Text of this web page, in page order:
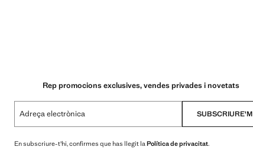
Rep promocions exclusives, vendes privades i novetats
Adreça electrònica SUBSCRIURE'M
En subscriure-t'hi, confirmes que has llegit laPolítica de privacitat.